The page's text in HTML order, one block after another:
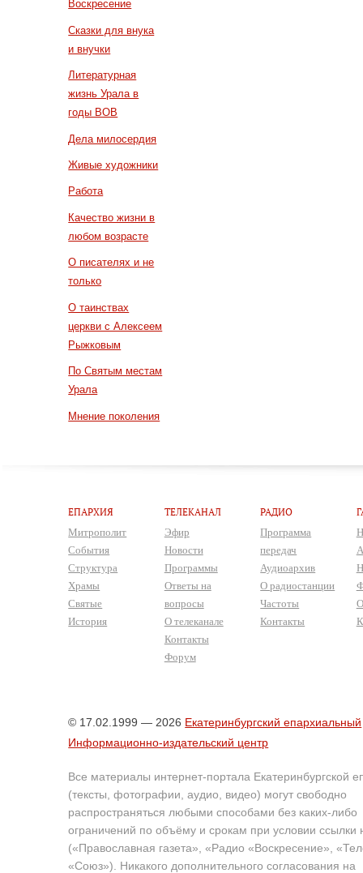
Воскресение
Сказки для внука
и внучки
Литературная
жизнь Урала в
годы ВОВ
Дела милосердия
Живые художники
Работа
Качество жизни в
любом возрасте
О писателях и не
только
О таинствах
церкви с Алексеем
Рыжковым
По Святым местам
Урала
Мнение поколения
ЕПАРХИЯ
Митрополит
События
Структура
Храмы
Святые
История
ТЕЛЕКАНАЛ
Эфир
Новости
Программы
Ответы на
вопросы
О телеканале
Контакты
Форум
РАДИО
Программа
передач
Аудиоархив
О радиостанции
Частоты
Контакты
© 17.02.1999 — 2026 Екатеринбургский епархиальный
Информационно-издательский центр
Все материалы интернет-портала Екатеринбургской
(тексты, фотографии, аудио, видео) могут свободно
распространяться любыми способами без каких-либо
ограничений по объёму и срокам при условии ссылки
(«Православная газета», «Радио «Воскресение»,
«Союз»). Никакого дополнительного согласования на